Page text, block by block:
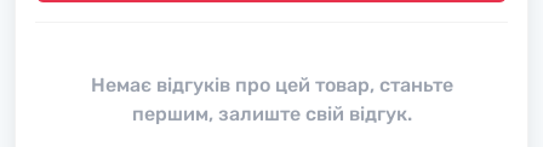
Немає відгуків про цей товар, станьте
першим, залиште свій відгук.